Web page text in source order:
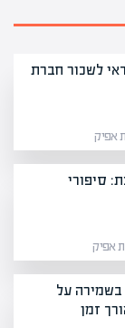
לשכור חברת
סיפורי
בשמירה על
זמן